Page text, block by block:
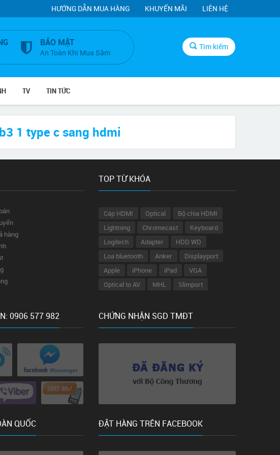
HƯỚNG DẪN MUA HÀNG KHUYẾN MÃI LIÊN HỆ
BẢO MẬT
An Toàn Khi Mua Sắm
Tìm kiếm
TV TIN TỨC
1 type c sang hdmi
hàng
TOP TỪ KHÓA
Cáp HDMI Optical
Bộ chia HDMI
Lightning
Chromecast
Keyboard
Logitech
Adapter
HDD WD
Loa bluetooth
Anker
Displayport
Apple
iPhone iPad
VGA
Optical to AV
MHL Slimport
0906 577 982
QUỐC
CHỨNG NHẬN SGD TMĐT
ĐẶT HÀNG TRÊN FACEBOOK